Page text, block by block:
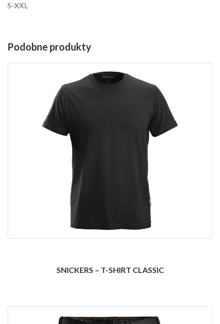
S-XXL
Podobne produkty
SNICKERS – T-SHIRT CLASSIC